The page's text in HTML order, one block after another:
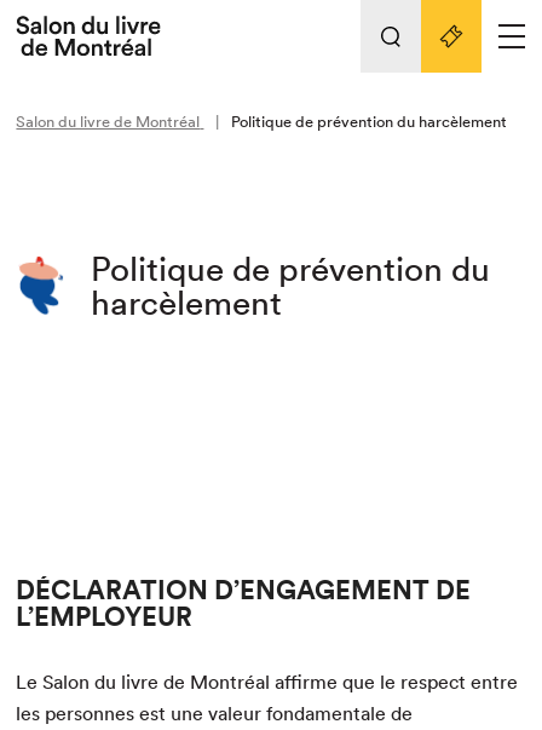
Espace pro
Tout sur l'édition 2022
Vidéos et Balados
retour Nos activités
Édition 2022
Planifier sa visite
Salon du livre de Montréal Politique de prévention du harcèlement
Politique de prévention du
harcèlement
DÉCLARATION D’ENGAGEMENT DE
L’EMPLOYEUR
Le Salon du livre de Montréal affirme que le respect entre
les personnes est une valeur fondamentale de